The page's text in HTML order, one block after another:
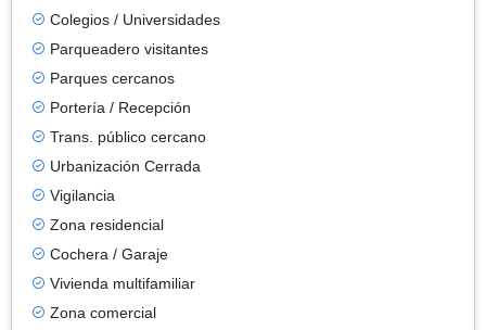
Colegios / Universidades
Parqueadero visitantes
Parques cercanos
Portería / Recepción
Trans. público cercano
Urbanización Cerrada
Vigilancia
Zona residencial
Cochera / Garaje
Vivienda multifamiliar
Zona comercial